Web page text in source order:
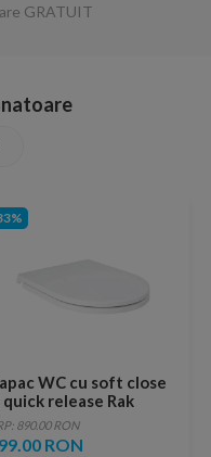
GRATUIT
WC cu soft close
quick release Rak
alb mat
890.00 RON
RON